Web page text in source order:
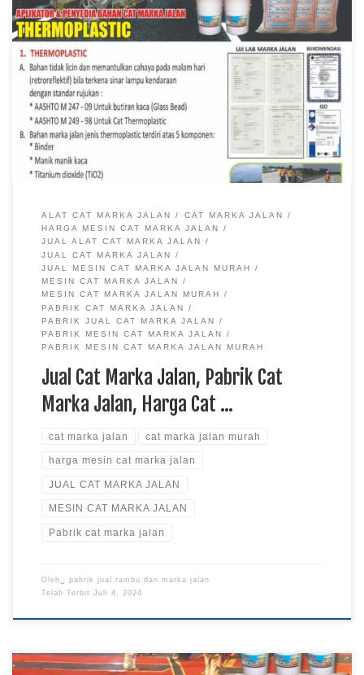
Jual Cat Marka Jalan, Pabrik Cat Marka Jalan, Harga Cat
Marka Jalan, Cat Marka Jalan Murah, Pabrik Jual Cat Marka
Jalan Cat Marka Jalan Thermoplastic AASTHO 79 Termurah
di Pabrik Rambu Pabrik Rambu – cat marka jalan merupakan
salah satu bahan dalam pembuatan garis marka jalan, garis
marka jalan dapat […]
ALAT CAT MARKA JALAN
CAT MARKA JALAN
HARGA MESIN CAT MARKA JALAN
JUAL ALAT CAT MARKA JALAN
JUAL CAT MARKA JALAN
JUAL MESIN CAT MARKA JALAN MURAH
MESIN CAT MARKA JALAN
MESIN CAT MARKA JALAN MURAH
PABRIK CAT MARKA JALAN
PABRIK JUAL CAT MARKA JALAN
PABRIK MESIN CAT MARKA JALAN
PABRIK MESIN CAT MARKA JALAN MURAH
Jual Cat Marka Jalan, Pabrik Cat
Marka Jalan, Harga Cat …
cat marka jalan cat marka jalan murah
harga mesin cat marka jalan
JUAL CAT MARKA JALAN
MESIN CAT MARKA JALAN
Pabrik cat marka jalan
Oleh␣ pabrik jual rambu dan marka jalan
Telah Terbit Juli 4, 2024